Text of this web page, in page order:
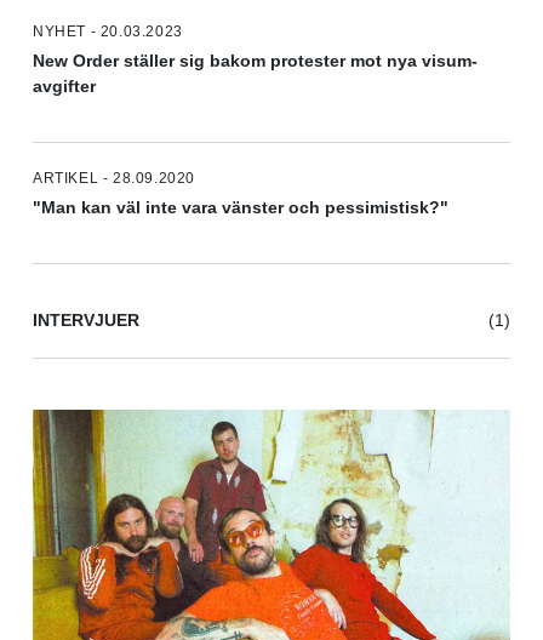
NYHET - 20.03.2023
New Order ställer sig bakom protester mot nya visum-
avgifter
ARTIKEL - 28.09.2020
"Man kan väl inte vara vänster och pessimistisk?"
INTERVJUER (1)